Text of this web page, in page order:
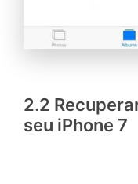
2.2
seu iPhone 7